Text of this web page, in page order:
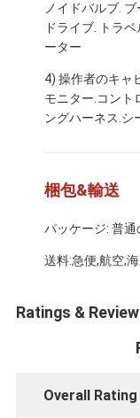
ノイドバルブ.
ドライブ. トラ
ーター
4) 操作者のキャ
モニター.コント
ングハーネス.シ
梱包&輸送
パッケージ: 普通
送料:急便,航空,
Ratings & Review
Overall Rating